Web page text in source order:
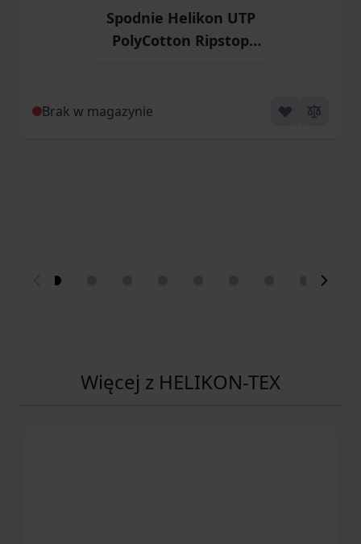
Spodnie Helikon UTP
PolyCotton Ripstop
Brak w magazynie
Więcej z HELIKON-TEX